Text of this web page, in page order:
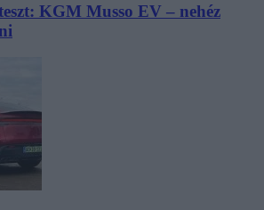
KGM Musso EV – nehéz